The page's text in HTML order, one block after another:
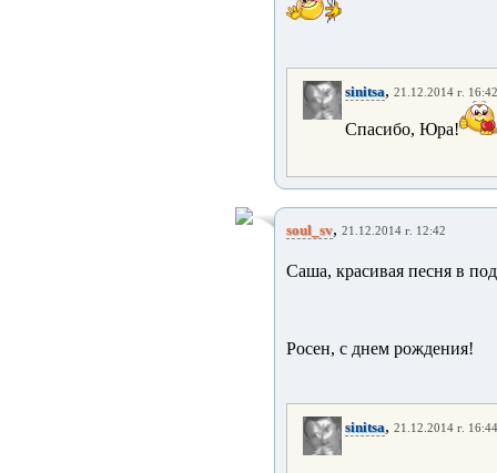
sinitsa, 21.12.2014 г. 16:42
Спасибо, Юра!
soul_sv, 21.12.2014 г. 12:42
Саша, красивая песня в
Росен, с днем рождения!
sinitsa, 21.12.2014 г. 16:44